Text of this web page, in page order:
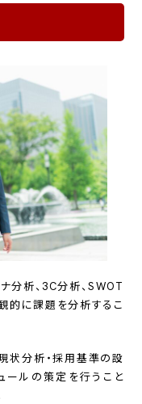
分析、3C分析、SWOT
的に課題を分析するこ
状分析・採用基準の設
ールの策定を行うこと